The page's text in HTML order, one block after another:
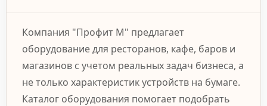
Компания "Профит М" предлагает
оборудование для ресторанов, кафе, баров и
магазинов с учетом реальных задач бизнеса, а
не только характеристик устройств на бумаге.
Каталог оборудования помогает подобрать